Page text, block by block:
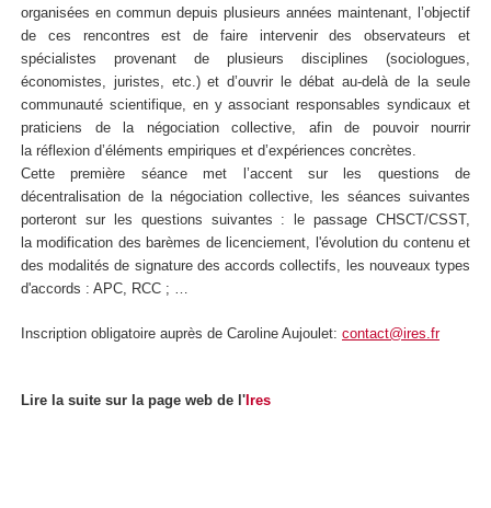
organisées en commun depuis plusieurs années maintenant, l’objectif
de ces rencontres est de faire intervenir des observateurs et
spécialistes provenant de plusieurs disciplines (sociologues,
économistes, juristes, etc.) et d’ouvrir le débat au-delà de la seule
communauté scientifique, en y associant responsables syndicaux et
praticiens de la négociation collective, afin de pouvoir nourrir
la réflexion d’éléments empiriques et d’expériences concrètes.
Cette première séance met l’accent sur les questions de
décentralisation de la négociation collective, les séances suivantes
porteront sur les questions suivantes : le passage CHSCT/CSST,
la modification des barèmes de licenciement, l'évolution du contenu et
des modalités de signature des accords collectifs, les nouveaux types
d'accords : APC, RCC ; …
Inscription obligatoire auprès de Caroline Aujoulet: contact@ires.fr
Lire la suite sur la page web de l' Ires